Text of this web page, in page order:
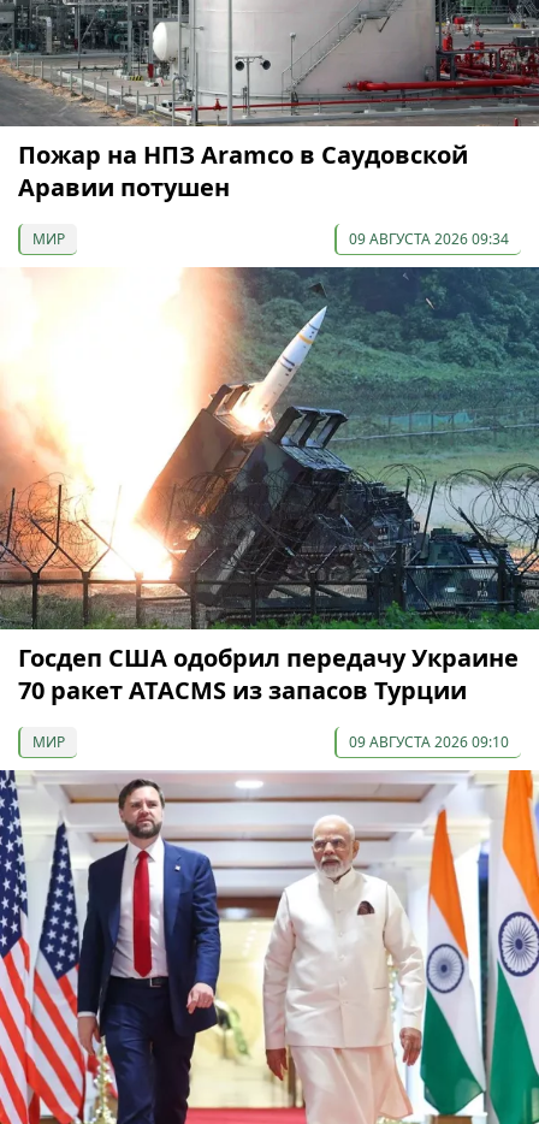
Пожар на НПЗ Aramco в Саудовской
Аравии потушен
МИР 09 АВГУСТА 2026 09:34
Госдеп США одобрил передачу Украине
70 ракет ATACMS из запасов Турции
МИР 09 АВГУСТА 2026 09:10